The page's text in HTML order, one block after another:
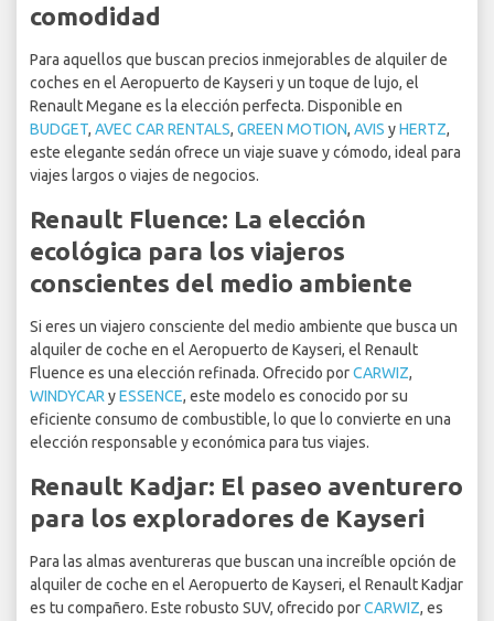
comodidad
Para aquellos que buscan precios inmejorables de alquiler de
coches en el Aeropuerto de Kayseri y un toque de lujo, el
Renault Megane es la elección perfecta. Disponible en
BUDGET, AVEC CAR RENTALS, GREEN MOTION, AVIS yHERTZ,
este elegante sedán ofrece un viaje suave y cómodo, ideal para
viajes largos o viajes de negocios.
Renault Fluence: La elección
ecológica para los viajeros
conscientes del medio ambiente
Si eres un viajero consciente del medio ambiente que busca un
alquiler de coche en el Aeropuerto de Kayseri, el Renault
Fluence es una elección refinada. Ofrecido porCARWIZ,
WINDYCAR yESSENCE, este modelo es conocido por su
eficiente consumo de combustible, lo que lo convierte en una
elección responsable y económica para tus viajes.
Renault Kadjar: El paseo aventurero
para los exploradores de Kayseri
Para las almas aventureras que buscan una increíble opción de
alquiler de coche en el Aeropuerto de Kayseri, el Renault Kadjar
es tu compañero. Este robusto SUV, ofrecido porCARWIZ, es